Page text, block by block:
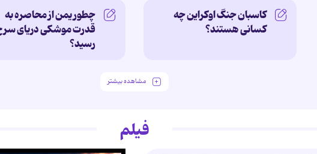
کاسبان جنگ اوکراین چه
کسانی هستند؟ ‌
چطور یمن از محاصره به
قدرت موشکی دریای
رسید؟
مشاهده بیشتر
فیلم